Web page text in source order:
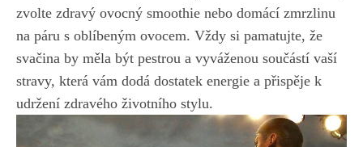
zvolte zdravý ovocný smoothie nebo domácí zmrzlinu
na páru s oblíbeným ovocem. Vždy si pamatujte, že
svačina by měla být pestrou a vyváženou součástí vaší
stravy, která vám dodá dostatek energie a přispěje k
udržení zdravého životního stylu.